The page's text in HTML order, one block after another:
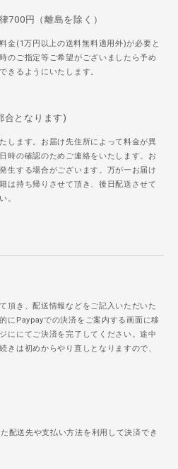
円（離島を除く）
金(1万円以上の送料無料適用外)が必要と
のご指定等ご希望がございましたら予め
きるようにいたします。
合となります)
します。お届け先住所によって料金が異
時の確認のためご連絡をいたします。お
生する場合がございます。万が一お届け
は持ち帰りさせて頂き、後日配送させて
。
頂き、配送情報などをご記入いただいた
にPaypayでの決済をご案内する画面に移
ににてご決済を完了してください。途中
きは初めからやり直しとなりますので、
配送先や支払い方法を利用して決済でき